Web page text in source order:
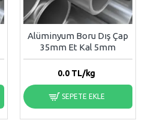
Alüminyum Boru Dış Çap
35mm Et Kal 5mm
0.0TL/kg
SEPETE EKLE